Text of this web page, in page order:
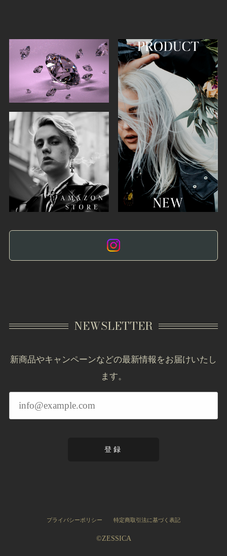
NEWSLETTER
新商品やキャンペーンなどの最新情報をお届けいたし
ます。
登録
プライバシーポリシー 特定商取引法に基づく表記
©︎ZESSICA